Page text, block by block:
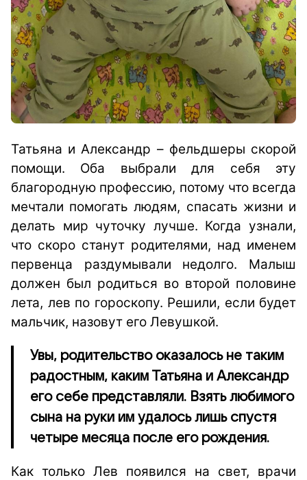
Татьяна и Александр – фельдшеры скорой
помощи. Оба выбрали для себя эту
благородную профессию, потому что всегда
мечтали помогать людям, спасать жизни и
делать мир чуточку лучше. Когда узнали,
что скоро станут родителями, над именем
первенца раздумывали недолго. Малыш
должен был родиться во второй половине
лета, лев по гороскопу. Решили, если будет
мальчик, назовут его Левушкой.
Увы, родительство оказалось не таким
радостным, каким Татьяна и Александр
его себе представляли. Взять любимого
сына на руки им удалось лишь спустя
четыре месяца после его рождения.
Как только Лев появился на свет, врачи